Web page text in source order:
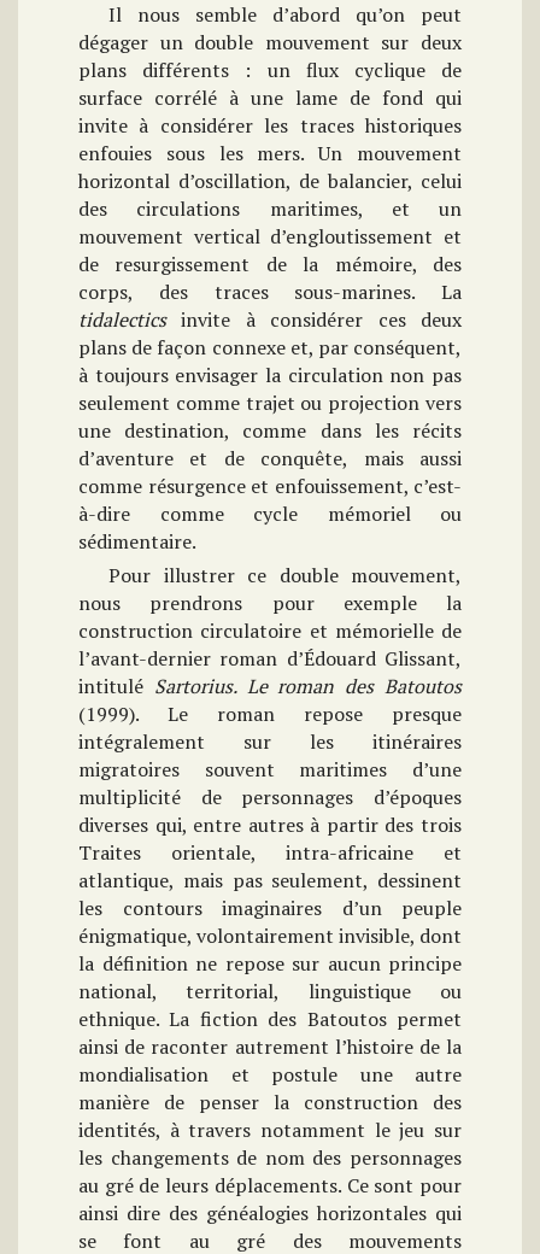
Il nous semble d’abord qu’on peut
dégager un double mouvement sur deux
plans différents : un flux cyclique de
surface corrélé à une lame de fond qui
invite à considérer les traces historiques
enfouies sous les mers. Un mouvement
horizontal d’oscillation, de balancier, celui
des circulations maritimes, et un
mouvement vertical d’engloutissement et
de resurgissement de la mémoire, des
corps, des traces sous-marines. La
tidalecticsinvite à considérer ces deux
plans de façon connexe et, par conséquent,
à toujours envisager la circulation non pas
seulement comme trajet ou projection vers
une destination, comme dans les récits
d’aventure et de conquête, mais aussi
comme résurgence et enfouissement, c’est-
à-dire comme cycle mémoriel ou
sédimentaire.
Pour illustrer ce double mouvement,
nous prendrons pour exemple la
construction circulatoire et mémorielle de
l’avant-dernier roman d’Édouard Glissant,
intitulé Sartorius. Le roman des Batoutos
(1999). Le roman repose presque
intégralement sur les itinéraires
migratoires souvent maritimes d’une
multiplicité de personnages d’époques
diverses qui, entre autres à partir des trois
Traites orientale, intra-africaine et
atlantique, mais pas seulement, dessinent
les contours imaginaires d’un peuple
énigmatique, volontairement invisible, dont
la définition ne repose sur aucun principe
national, territorial, linguistique ou
ethnique. La fiction des Batoutos permet
ainsi de raconter autrement l’histoire de la
mondialisation et postule une autre
manière de penser la construction des
identités, à travers notamment le jeu sur
les changements de nom des personnages
au gré de leurs déplacements. Ce sont pour
ainsi dire des généalogies horizontales qui
se font au gré des mouvements